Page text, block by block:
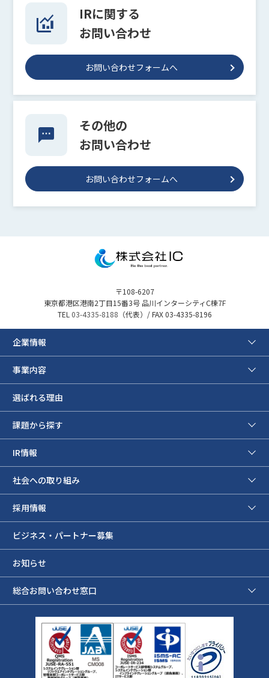
IRに関する
お問い合わせ
お問い合わせフォームへ
その他の
お問い合わせ
お問い合わせフォームへ
〒108-6207
東京都港区港南2丁目15番3号 品川インターシティC棟7F
TEL 03-4335-8188 （代表）/ FAX 03-4335-8196
企業情報
事業内容
選ばれる理由
課題から探す
IR情報
社会への取り組み
採用情報
ビジネス・パートナー募集
お知らせ
総合お問い合わせ窓口